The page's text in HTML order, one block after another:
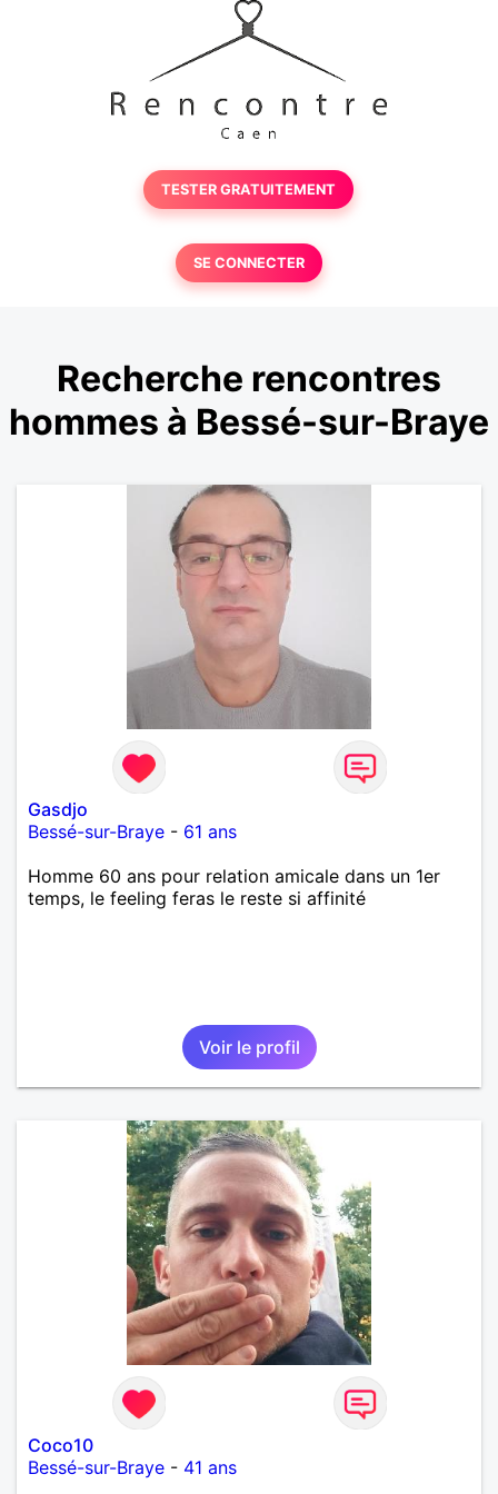
TESTER GRATUITEMENT
SE CONNECTER
Recherche rencontres
hommes à Bessé-sur-Braye
Gasdjo
Bessé-sur-Braye - 61 ans
Homme 60 ans pour relation amicale dans un 1er
temps, le feeling feras le reste si affinité
Voir le profil
Coco10
Bessé-sur-Braye - 41 ans